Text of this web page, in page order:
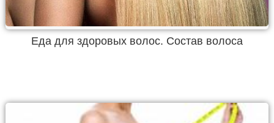
Еда для здоровых волос. Состав волоса